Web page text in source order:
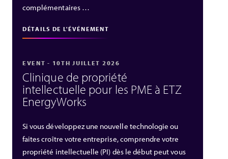
complémentaires …
DÉTAILS DE L'ÉVÉNEMENT
EVENT - 10TH JUILLET 2026
Clinique de propriété
intellectuelle pour les PME à ETZ
EnergyWorks
Si vous développez une nouvelle technologie ou
faites croître votre entreprise, comprendre votre
propriété intellectuelle (PI) dès le début peut vous